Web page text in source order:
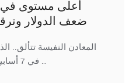
ضعف الدولار
المعادن النفيسة
في 7 أسابيع بدعم من ضعف الدولار …